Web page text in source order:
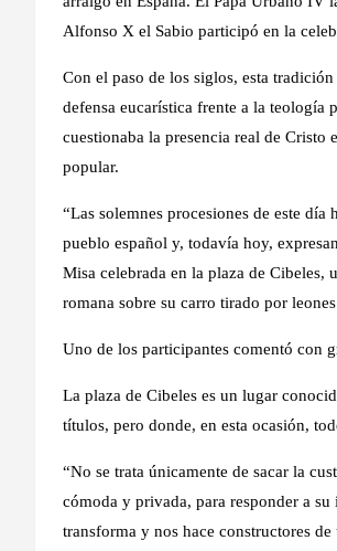
Alfonso X el Sabio participó en la
Con el paso de los siglos, esta
defensa eucarística frente a la teología
cuestionaba la presencia real de Cristo
popular.
“Las solemnes procesiones de este
pueblo español y, todavía hoy,
Misa celebrada en la plaza de
romana sobre su carro tirado por
Uno de los participantes comentó con
La plaza de Cibeles es un lugar
títulos, pero donde, en esta ocasión,
“No se trata únicamente de sacar la
cómoda y privada, para responder a
transforma y nos hace constructores